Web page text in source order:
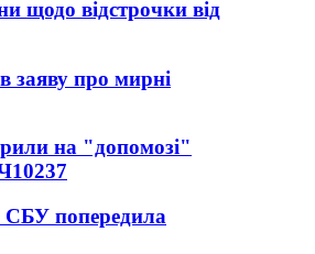
щодо відстрочки від
заяву про мирні
на "допомозі"
10237
попередила